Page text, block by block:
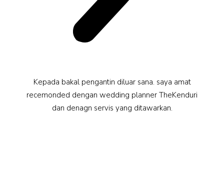
Kepada bakal pengantin diluar sana. saya amat
recemonded dengan wedding planner TheKenduri
dan denagn servis yang ditawarkan.